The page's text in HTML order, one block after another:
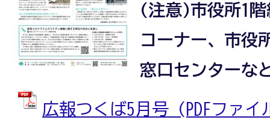
(注意)市役所1
コーナー、市役
窓口センターな
広報つくば5月号 (PDFファ